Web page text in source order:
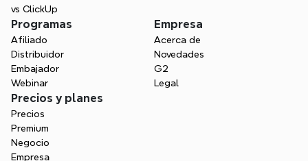
vs ClickUp
Programas
Afiliado
Distribuidor
Embajador
Webinar
Empresa
Acerca de
Novedades
G2
Legal
Precios y planes
Precios
Premium
Negocio
Empresa